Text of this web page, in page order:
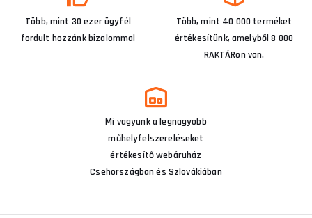
Több, mint 30 ezer ügyfél
fordult hozzánk bizalommal
Több, mint 40 000 terméket
értékesítünk, amelyből 8 000
RAKTÁRon van.
Mi vagyunk a legnagyobb
műhelyfelszereléseket
értékesítő webáruház
Csehországban és Szlovákiában